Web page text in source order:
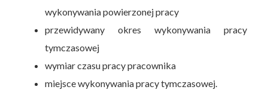
wykonywania powierzonej pracy
przewidywany okres wykonywania pracy
tymczasowej
wymiar czasu pracy pracownika
miejsce wykonywania pracy tymczasowej.